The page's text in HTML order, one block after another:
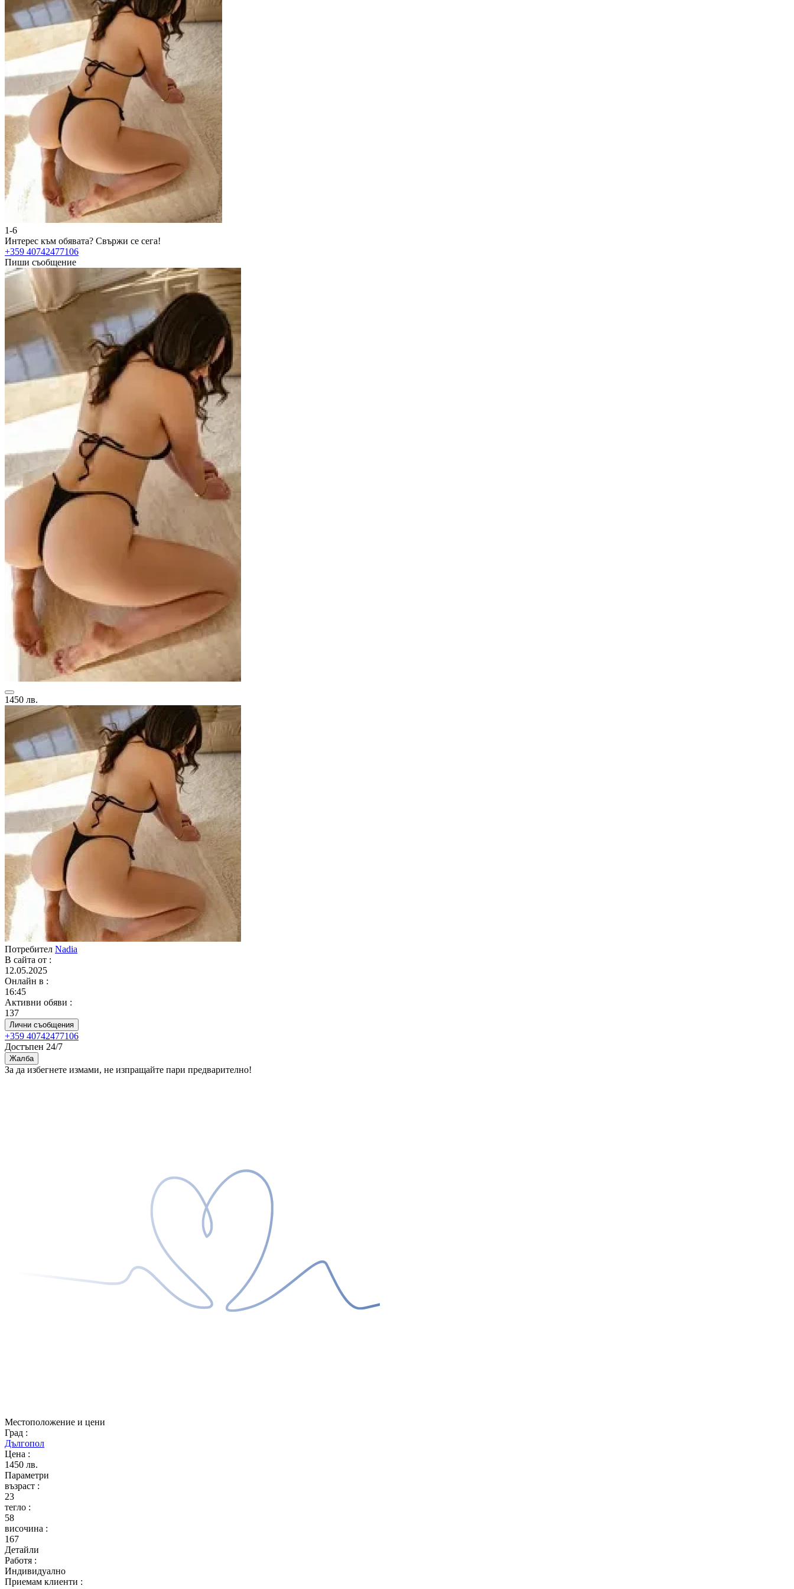
1-6
Интерес към обявата? Свържи се сега!
+359 40742477106
Пиши съобщение
1450 лв.
Потребител Nadia
В сайта от :
12.05.2025
Онлайн в :
16:45
Активни обяви :
137
Лични съобщения
+359 40742477106
Достъпен 24/7
Жалба
За да избегнете измами, не изпращайте пари предварително!
Местоположение и цени
Град :
Дългопол
Цена :
1450 лв.
Параметри
възраст :
23
тегло :
58
височина :
167
Детайли
Работя :
Индивидуално
Приемам клиенти :